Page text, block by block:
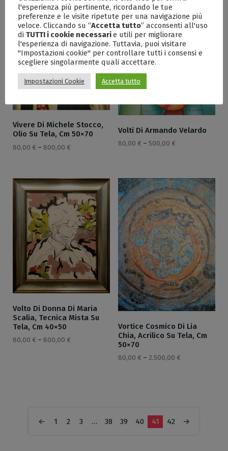
Vivere Di Michele Stocco,
Olio Su Tela, Cm 50×70
80,00 € – 800,00 €
Volti Di Armando Velardo
80,00 € – 500,00 €
Volto Di Donna Di Maria
Scalia, Tecnica Mista Su
Tela, Cm 40×50
80,00 € – 800,00 €
Vortice Cosmico Di Lia
Chia, Acrilico Su Tela, Cm
50×70
80,00 € – 2.500,00 €
← 1 2 3 … 38 39 40 41 42 →
l'esperienza più pertinente, ricordando le tue
preferenze e le visite ripetute per una navigazione più
veloce. Cliccando su “Accetta tutto” acconsenti all'uso
di TUTTI i cookie necessarie utili per migliorare
l'esperienza di navigazione. Tuttavia, puoi visitare
"Impostazioni cookie" per controllare tutti i consensi e
scegliere singolarmente quali accettare.
Impostazioni Cookie Accetta tutto